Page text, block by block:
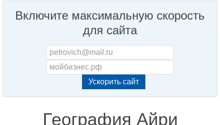
Включите максимальную скорость
для сайта
География Айри